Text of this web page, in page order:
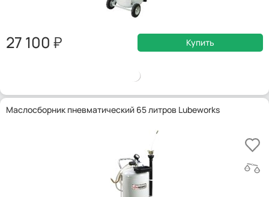
27 100 Купить
Маслосборник пневматический 65 литров Lubeworks